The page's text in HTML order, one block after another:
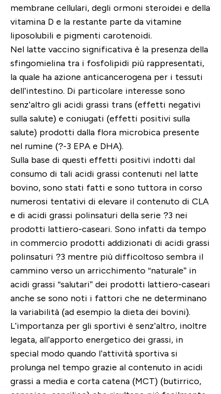
membrane cellulari, degli ormoni steroidei e della
vitamina D e la restante parte da vitamine
liposolubili e pigmenti carotenoidi.
Nel latte vaccino significativa è la presenza della
sfingomielina tra i fosfolipidi più rappresentati,
la quale ha azione anticancerogena per i tessuti
dell’intestino. Di particolare interesse sono
senz’altro gli acidi grassi trans (effetti negativi
sulla salute) e coniugati (effetti positivi sulla
salute) prodotti dalla flora microbica presente
nel rumine (?-3 EPA e DHA).
Sulla base di questi effetti positivi indotti dal
consumo di tali acidi grassi contenuti nel latte
bovino, sono stati fatti e sono tuttora in corso
numerosi tentativi di elevare il contenuto di CLA
e di acidi grassi polinsaturi della serie ?3 nei
prodotti lattiero-caseari. Sono infatti da tempo
in commercio prodotti addizionati di acidi grassi
polinsaturi ?3 mentre più difficoltoso sembra il
cammino verso un arricchimento “naturale” in
acidi grassi “salutari” dei prodotti lattiero-caseari
anche se sono noti i fattori che ne determinano
la variabilità (ad esempio la dieta dei bovini).
L’importanza per gli sportivi è senz’altro, inoltre
legata, all’apporto energetico dei grassi, in
special modo quando l’attività sportiva si
prolunga nel tempo grazie al contenuto in acidi
grassi a media e corta catena (MCT) (butirrico,